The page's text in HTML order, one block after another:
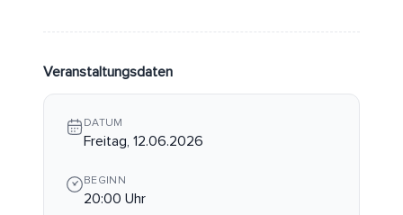
Veranstaltungsdaten
DATUM
Freitag, 12.06.2026
BEGINN
20:00 Uhr